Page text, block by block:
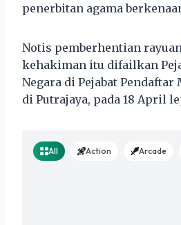
penerbitan agama
Notis pemberhentian
kehakiman itu difailkan
Negara di Pejabat Pendaftar
di Putrajaya, pada 18 April